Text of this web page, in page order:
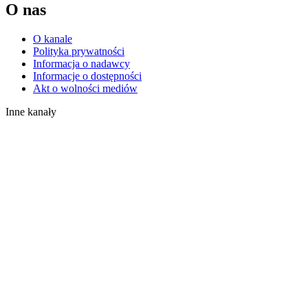
O nas
O kanale
Polityka prywatności
Informacja o nadawcy
Informacje o dostępności
Akt o wolności mediów
Inne kanały